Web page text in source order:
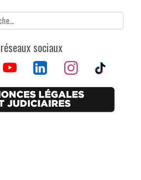
réseaux sociaux